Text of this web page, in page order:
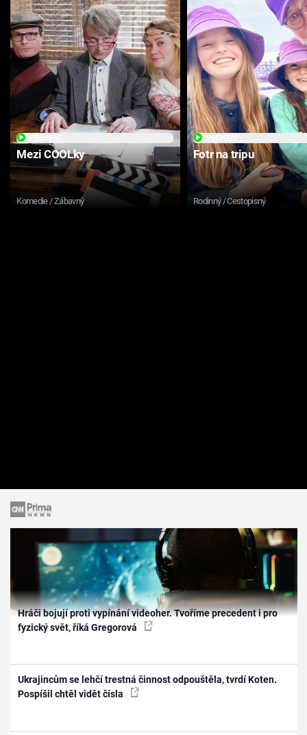
Mezi COOLky
Komedie / Zábavný
Fotr na tripu
Rodinný / Cestopisný
Hráči bojují proti vypínání videoher. Tvoříme precedent i pro
fyzický svět, říká Gregorová
Ukrajincům se lehčí trestná činnost odpouštěla, tvrdí Koten.
Pospíšil chtěl vidět čísla